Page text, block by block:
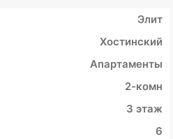
Элит
Хостинский
Апартаменты
2-комн
3 этаж
6